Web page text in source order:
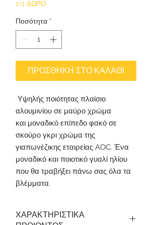
1+1 ΔΩΡΟ
Ποσότητα *
ΠΡΟΣΘΗΚΗ ΣΤΟ ΚΑΛΑΘΙ
Υψηλής ποιότητας πλαίσιο
αλουμινίου σε μαύρο χρώμα
και μοναδικό επίπεδο φακό σε
σκούρο γκρι χρώμα της
γιαπωνέζικης εταιρείας AOC. Ένα
μοναδικό και ποιοτικό γυαλί ηλίου
που θα τραβήξει πάνω σας όλα τα
βλέμματα.
ΧΑΡΑΚΤΗΡΙΣΤΙΚΑ